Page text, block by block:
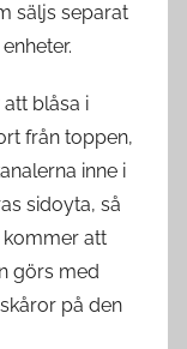
säljs separat
blåsa i
från toppen,
inne i
sidoyta, så
att
görs med
på den